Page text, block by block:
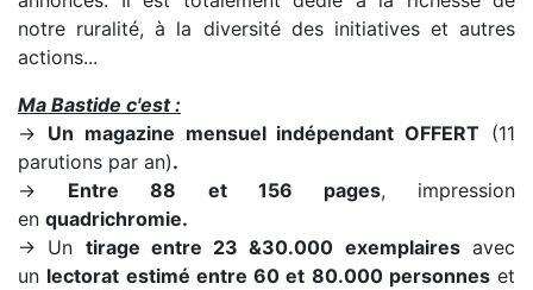
notre ruralité, à la diversité des initiatives et autres
actions...
Ma Bastide c'est :
→ Un magazine mensuel indépendant OFFERT (11
parutions par an).
→ Entre 88 et 156 pages, impression
en quadrichromie.
→ Un tirage entre 23&30.000 exemplairesavec
un lectorat estimé entre 60 et 80.000 personneset